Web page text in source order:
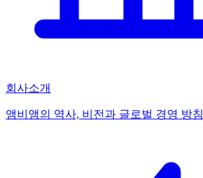
회사소개
앰비앰의 역사, 비전과 글로벌 경영 방침